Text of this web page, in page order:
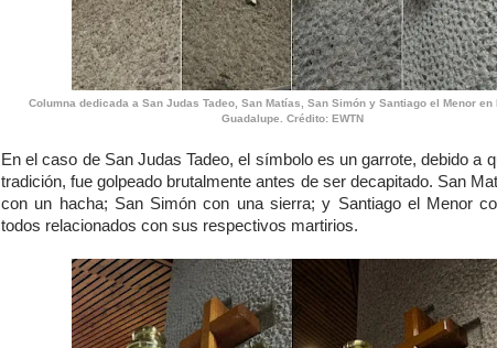
Columna dedicada a San Judas Tadeo, San Matías, San Simón y Santiago el Menor
Guadalupe. Crédito: EWTN
En el caso de San Judas Tadeo, el símbolo es un garrote, debido a
tradición, fue golpeado brutalmente antes de ser decapitado. San
con un hacha; San Simón con una sierra; y Santiago el Menor
todos relacionados con sus respectivos martirios.